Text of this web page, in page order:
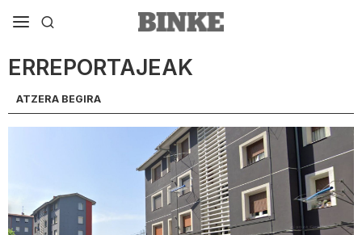
ERREPORTAJEAK
ATZERA BEGIRA